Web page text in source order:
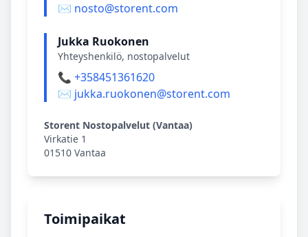
✉️ nosto@storent.com
Jukka Ruokonen
Yhteyshenkilö, nostopalvelut
📞 +358451361620
✉️ jukka.ruokonen@storent.com
Storent Nostopalvelut (Vantaa)
Virkatie 1
01510 Vantaa
Toimipaikat